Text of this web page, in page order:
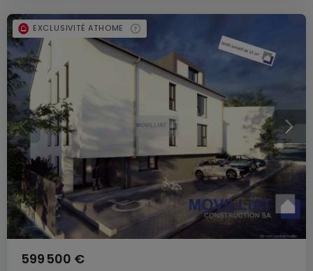
599 500 €
EXCLUSIVITÉ ATHOME